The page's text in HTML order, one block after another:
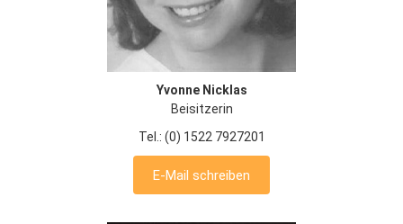
Yvonne Nicklas
Beisitzerin
Tel.: (0) 1522 7927201
E-Mail schreiben